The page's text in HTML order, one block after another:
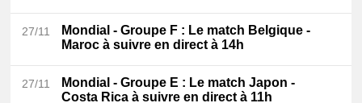
27/11 Mondial - Groupe F : Le match Belgique -
Maroc à suivre en direct à 14h
27/11 Mondial - Groupe E : Le match Japon -
Costa Rica à suivre en direct à 11h